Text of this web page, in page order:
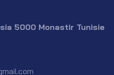
5000 Monastir Tunisie